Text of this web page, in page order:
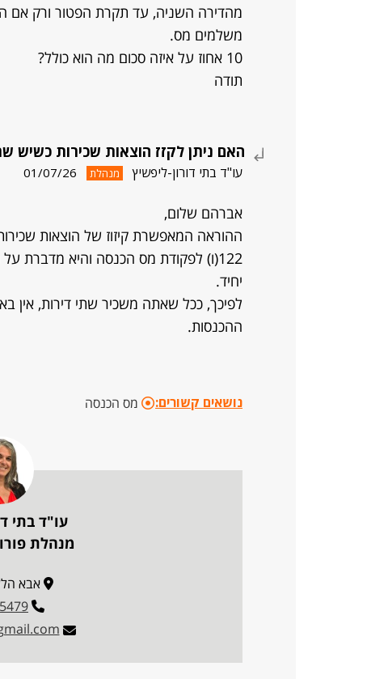
מהדירה השניה, עד תקרת הפטור ורק אם
משלמים מס.
10 אחוז על איזה סכום מה הוא כולל?
תודה
האם ניתן לקזז הוצאות שכירות כשיש
עו"ד בתי דורון-ליפשיץ מנהלת 01/07/26
אברהם שלום,
ההוראה המאפשרת קיזוז של הוצאות
122(ו) לפקודת מס הכנסה והיא מדברת על ניכוי הוצאות מהשכרת דירתו
יחיד.
לפיכך, ככל שאתה משכיר שתי דירות, אין
ההכנסות.
נושאים קשורים: מס הכנסה
עו"ד בתי
מנהלת
אבא הלל 7,